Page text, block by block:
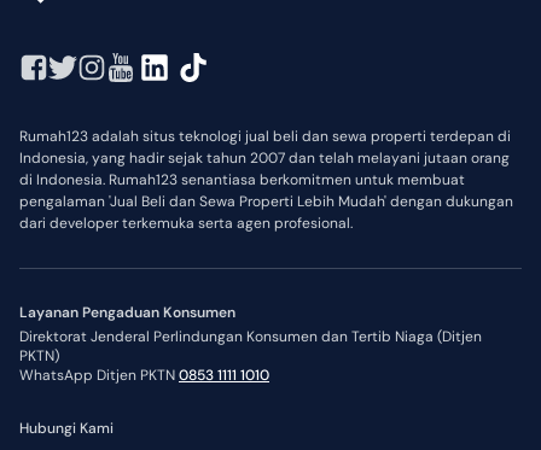
Rumah123 adalah situs teknologi jual beli dan sewa properti terdepan di
Indonesia, yang hadir sejak tahun 2007 dan telah melayani jutaan orang
di Indonesia. Rumah123 senantiasa berkomitmen untuk membuat
pengalaman 'Jual Beli dan Sewa Properti Lebih Mudah' dengan dukungan
dari developer terkemuka serta agen profesional.
Layanan Pengaduan Konsumen
Direktorat Jenderal Perlindungan Konsumen dan Tertib Niaga (Ditjen
PKTN)
WhatsApp Ditjen PKTN0853 1111 1010
Hubungi Kami